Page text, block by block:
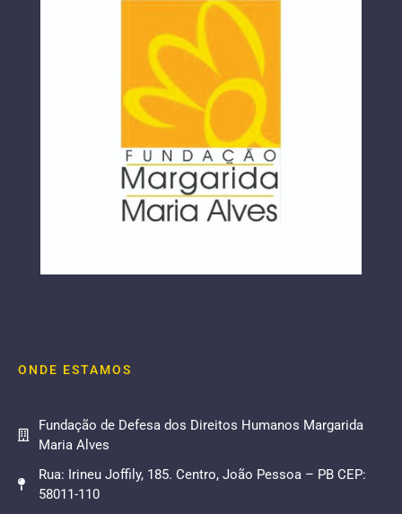
ONDE ESTAMOS
Fundação de Defesa dos Direitos Humanos Margarida
Maria Alves
Rua: Irineu Joffily, 185. Centro, João Pessoa – PB CEP:
58011-110